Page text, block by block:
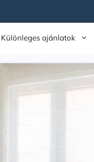
Különleges ajánlatok